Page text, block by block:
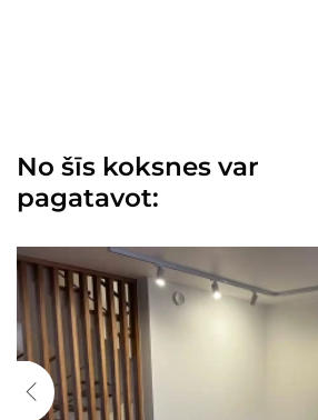
No šīs koksnes var
pagatavot: